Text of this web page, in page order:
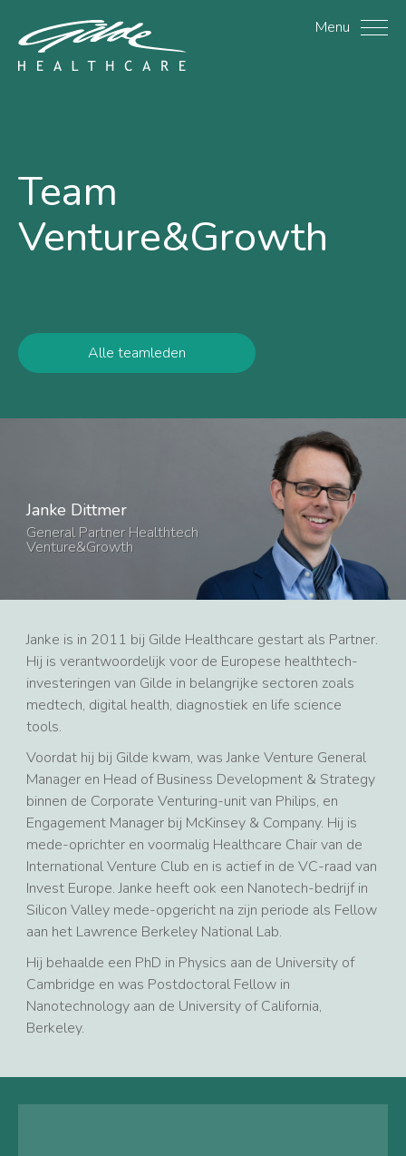
Janke Dittmer - Gilde
Menu
Team
Venture&Growth
Alle teamleden
Janke Dittmer
General Partner Healthtech
Venture&Growth
Janke is in 2011 bij Gilde Healthcare gestart als Partner.
Hij is verantwoordelijk voor de Europese healthtech-
investeringen van Gilde in belangrijke sectoren zoals
medtech, digital health, diagnostiek en life science
tools.
Voordat hij bij Gilde kwam, was Janke Venture General
Manager en Head of Business Development & Strategy
binnen de Corporate Venturing-unit van Philips, en
Engagement Manager bij McKinsey & Company. Hij is
mede-oprichter en voormalig Healthcare Chair van de
International Venture Club en is actief in de VC-raad van
Invest Europe. Janke heeft ook een Nanotech-bedrijf in
Silicon Valley mede-opgericht na zijn periode als Fellow
aan het Lawrence Berkeley National Lab.
Hij behaalde een PhD in Physics aan de University of
Cambridge en was Postdoctoral Fellow in
Nanotechnology aan de University of California,
Berkeley.